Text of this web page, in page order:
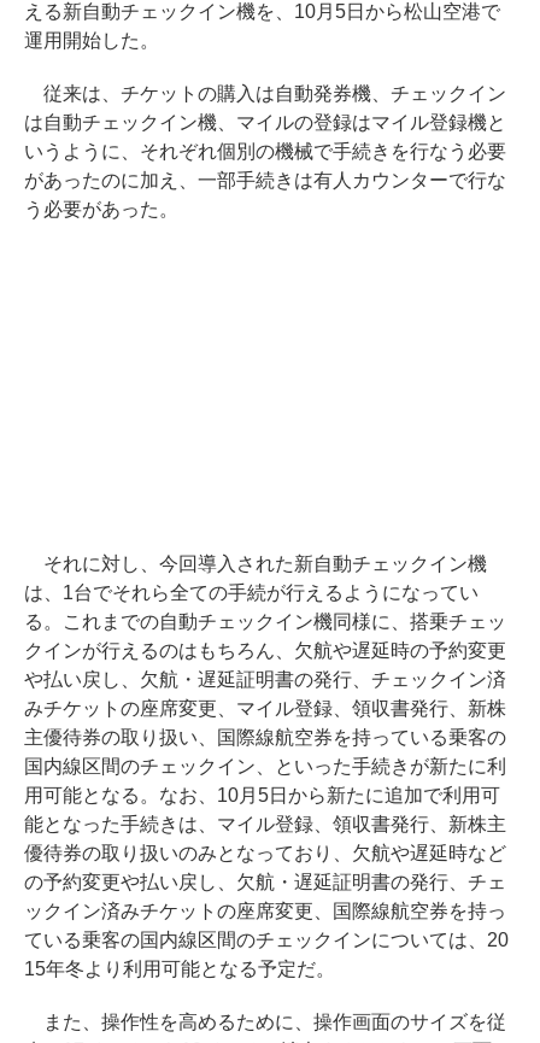
える新自動チェックイン機を、10月5日から松山空港で
運用開始した。
従来は、チケットの購入は自動発券機、チェックイン
は自動チェックイン機、マイルの登録はマイル登録機と
いうように、それぞれ個別の機械で手続きを行なう必要
があったのに加え、一部手続きは有人カウンターで行な
う必要があった。
それに対し、今回導入された新自動チェックイン機
は、1台でそれら全ての手続が行えるようになってい
る。これまでの自動チェックイン機同様に、搭乗チェッ
クインが行えるのはもちろん、欠航や遅延時の予約変更
や払い戻し、欠航・遅延証明書の発行、チェックイン済
みチケットの座席変更、マイル登録、領収書発行、新株
主優待券の取り扱い、国際線航空券を持っている乗客の
国内線区間のチェックイン、といった手続きが新たに利
用可能となる。なお、10月5日から新たに追加で利用可
能となった手続きは、マイル登録、領収書発行、新株主
優待券の取り扱いのみとなっており、欠航や遅延時など
の予約変更や払い戻し、欠航・遅延証明書の発行、チェ
ックイン済みチケットの座席変更、国際線航空券を持っ
ている乗客の国内線区間のチェックインについては、20
15年冬より利用可能となる予定だ。
また、操作性を高めるために、操作画面のサイズを従